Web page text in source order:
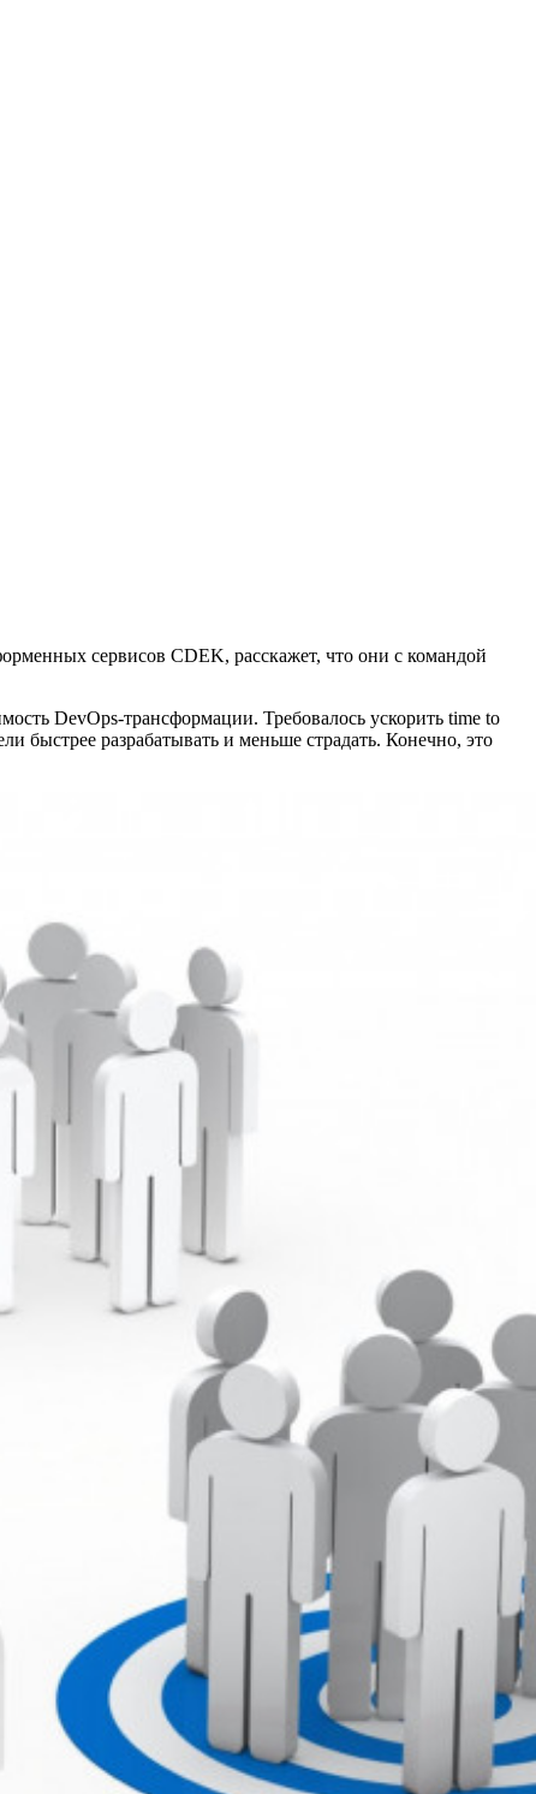
сервисов CDEK, расскажет, что они с командой
DevOps-трансформации. Требовалось ускорить time to
быстрее разрабатывать и меньше страдать. Конечно, это